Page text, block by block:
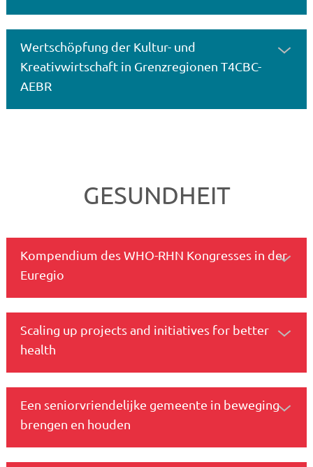
Wertschöpfung der Kultur- und
Kreativwirtschaft in Grenzregionen T4CBC-
AEBR
GESUNDHEIT
Kompendium des WHO-RHN Kongresses in der
Euregio
Scaling up projects and initiatives for better
health
Een seniorvriendelijke gemeente in beweging
brengen en houden